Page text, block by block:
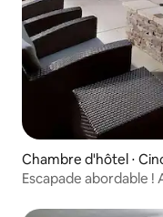
Chambre d'hôtel ⋅
Escapade abordable